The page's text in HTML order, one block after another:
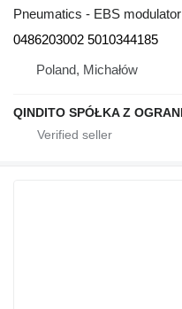
Pneumatics - EBS modulator
0486203002 5010344185
Poland, Michałów